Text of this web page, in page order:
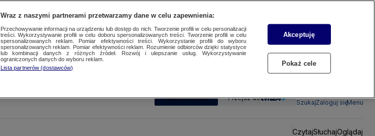
SUBSKRYBUJ Przejdź do
SzukajZaloguj sięMenu
CzytajSłuchajOglądaj
Wraz z naszymi partnerami przetwarzamy dane w celu zapewnienia:
Przechowywanie informacji na urządzeniu lub dostęp do nich. Tworzenie profili w celu personalizacji
treści. Wykorzystywanie profili w celu doboru spersonalizowanych treści. Tworzenie profili w celu
spersonalizowanych reklam. Pomiar efektywności treści. Wykorzystanie profili do wyboru
spersonalizowanych reklam. Pomiar efektywności reklam. Rozumienie odbiorców dzięki statystyce
lub kombinacji danych z różnych źródeł. Rozwój i ulepszanie usług. Wykorzystywanie
ograniczonych danych do wyboru reklam.
Lista partnerów (dostawców)
Akceptuję
Pokaż cele